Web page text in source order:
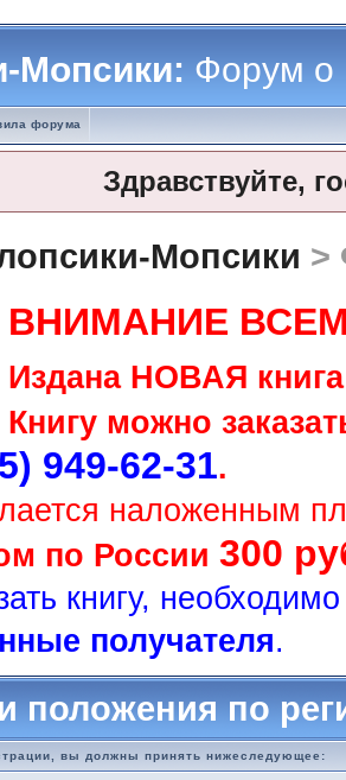
Мопсики:Форум о
форума
Здравствуйте,
Мопсики >
ВНИМАНИЕ
Издана НОВАЯ
Книгу можно
949-62-31.
наложенным
по России 300
книгу,
получателя.
положения по
вы должны принять нижеследующее: